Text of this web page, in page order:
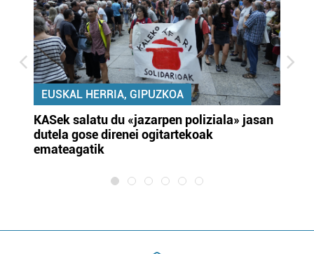
EUSKAL HERRIA, GIPUZKOA
KASek salatu du «jazarpen poliziala» jasan
dutela gose direnei ogitartekoak
emateagatik